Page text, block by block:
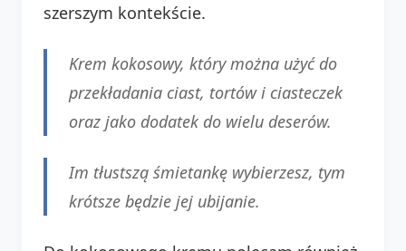
szerszym kontekście.
Krem kokosowy, który można użyć do
przekładania ciast, tortów i ciasteczek
oraz jako dodatek do wielu deserów.
Im tłustszą śmietankę wybierzesz, tym
krótsze będzie jej ubijanie.